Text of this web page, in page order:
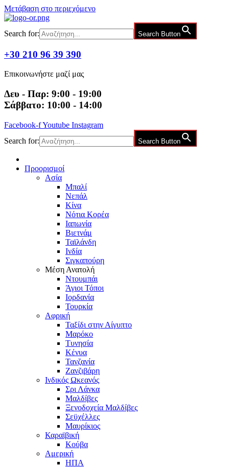
Μετάβαση στο περιεχόμενο
Search for: Search Button
+30 210 96 39 390
Επικοινωνήστε μαζί μας
Δευ - Παρ: 9:00 - 19:00
Σάββατο: 10:00 - 14:00
Facebook-fYoutube Instagram
Search for:
Search Button
Προορισμοί
Ασία
Μπαλί
Νεπάλ
Κίνα
Νότια Κορέα
Ιαπωνία
Βιετνάμ
Ταϊλάνδη
Ινδία
Σιγκαπούρη
Μέση Ανατολή
Ντουμπάι
Άγιοι Τόποι
Ιορδανία
Τουρκία
Αφρική
Ταξίδι στην Αίγυπτο
Μαρόκο
Τυνησία
Κένυα
Τανζανία
Ζανζιβάρη
Ινδικός Ωκεανός
Σρι Λάνκα
Μαλδίβες
Ξενοδοχεία Μαλδίβες
Σεϋχέλλες
Μαυρίκιος
Καραϊβική
Κούβα
Αμερική
ΗΠΑ